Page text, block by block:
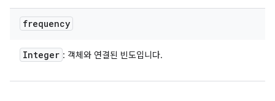
frequency
Integer : 객체와 연결된 빈도입니다.